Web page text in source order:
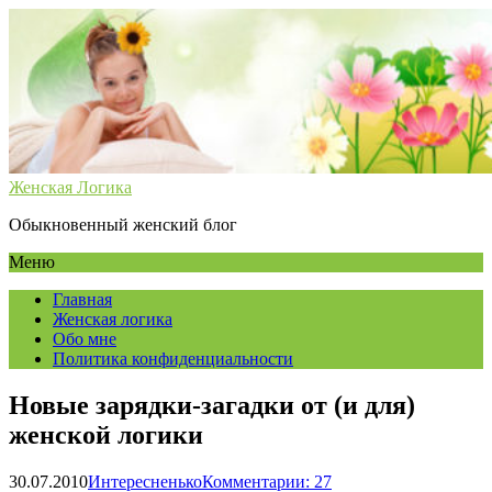
Женская Логика
Обыкновенный женский блог
Меню
Главная
Женская логика
Обо мне
Политика конфиденциальности
Новые зарядки-загадки от (и для)
женской логики
30.07.2010ИнтересненькоКомментарии: 27